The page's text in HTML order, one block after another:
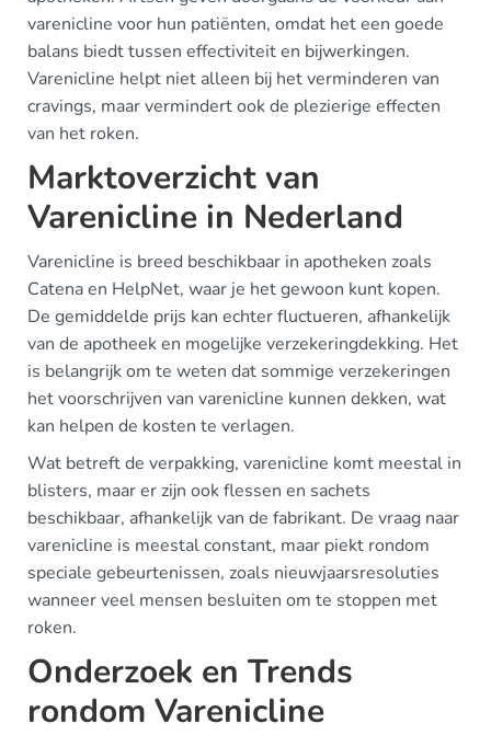
varenicline voor hun patiënten, omdat het een goede
balans biedt tussen effectiviteit en bijwerkingen.
Varenicline helpt niet alleen bij het verminderen van
cravings, maar vermindert ook de plezierige effecten
van het roken.
Marktoverzicht van
Varenicline in Nederland
Varenicline is breed beschikbaar in apotheken zoals
Catena en HelpNet, waar je het gewoon kunt kopen.
De gemiddelde prijs kan echter fluctueren, afhankelijk
van de apotheek en mogelijke verzekeringdekking. Het
is belangrijk om te weten dat sommige verzekeringen
het voorschrijven van varenicline kunnen dekken, wat
kan helpen de kosten te verlagen.
Wat betreft de verpakking, varenicline komt meestal in
blisters, maar er zijn ook flessen en sachets
beschikbaar, afhankelijk van de fabrikant. De vraag naar
varenicline is meestal constant, maar piekt rondom
speciale gebeurtenissen, zoals nieuwjaarsresoluties
wanneer veel mensen besluiten om te stoppen met
roken.
Onderzoek en Trends
rondom Varenicline